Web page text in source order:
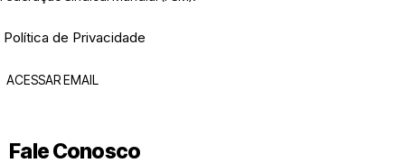
Política de Privacidade
ACESSAR EMAIL
Fale Conosco